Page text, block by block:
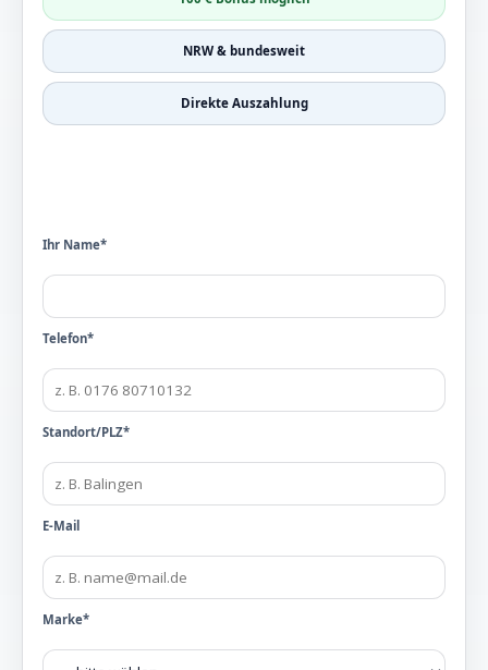
NRW & bundesweit
Direkte Auszahlung
Ihr Name*
Telefon*
Standort/PLZ*
E-Mail
Marke*